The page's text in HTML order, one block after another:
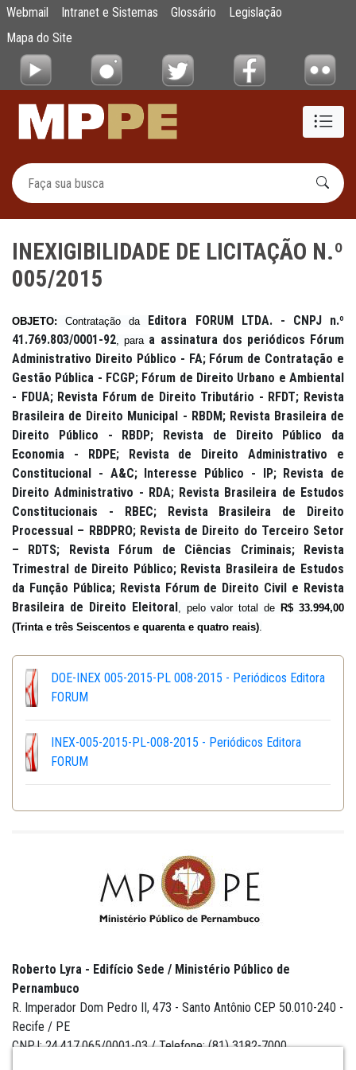
Pular para o Conteúdo principal
INEXIGIBILIDADE DE LICITAÇÃO N.º 005/
Webmail Intranet e Sistemas Glossário
Legislação
Mapa do Site
INEXIGIBILIDADE DE LICITAÇÃO N.º
005/2015
OBJETO: Contratação da
Editora FORUM LTDA. - CNPJ n.º
41.769.803/0001-92, para a assinatura dos periódicos Fórum
Administrativo Direito Público - FA; Fórum de Contratação e
Gestão Pública - FCGP; Fórum de Direito Urbano e Ambiental
- FDUA; Revista Fórum de Direito Tributário - RFDT; Revista
Brasileira de Direito Municipal - RBDM; Revista Brasileira de
Direito Público - RBDP; Revista de Direito Público da
Economia - RDPE; Revista de Direito Administrativo e
Constitucional - A&C; Interesse Público - IP; Revista de
Direito Administrativo - RDA; Revista Brasileira de Estudos
Constitucionais - RBEC; Revista Brasileira de Direito
Processual – RBDPRO; Revista de Direito do Terceiro Setor
– RDTS; Revista Fórum de Ciências Criminais; Revista
Trimestral de Direito Público; Revista Brasileira de Estudos
da Função Pública; Revista Fórum de Direito Civil e Revista
Brasileira de Direito Eleitoral , pelo valor total de R$ 33.994,00
(Trinta e três Seiscentos e quarenta e quatro reais).
DOE-INEX 005-2015-PL 008-2015 - Periódicos Editora
FORUM
INEX-005-2015-PL-008-2015 - Periódicos Editora
FORUM
Roberto Lyra - Edifício Sede / Ministério Público de
Pernambuco
R. Imperador Dom Pedro II, 473 - Santo Antônio CEP 50.010-240 -
Recife / PE
CNPJ: 24.417.065/0001-03 / Telefone: (81) 3182-7000